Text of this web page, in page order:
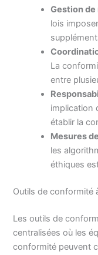
Gestion
lois
La
entre
implication
établir la
Mesures
les
éthiques
Outils de conformité
Les outils de
centralisées où les
conformité peuvent